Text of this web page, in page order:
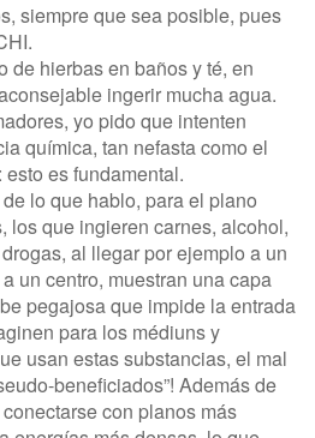
siempre que sea posible, pues
de hierbas en baños y té, en
ingerir mucha agua.
yo pido que intenten
química, tan nefasta como el
es fundamental.
lo que hablo, para el plano
los que ingieren carnes, alcohol,
al llegar por ejemplo a un
un centro, muestran una capa
pegajosa que impide la entrada
para los médiuns y
usan estas substancias, el mal
beneficiados”! Además de
con planos más